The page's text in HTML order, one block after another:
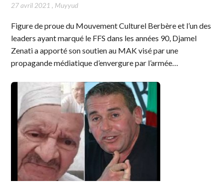
27 avril 2021 , Muyyud
Figure de proue du Mouvement Culturel Berbère et l’un des
leaders ayant marqué le FFS dans les années 90, Djamel
Zenati a apporté son soutien au MAK visé par une
propagande médiatique d’envergure par l’armée…